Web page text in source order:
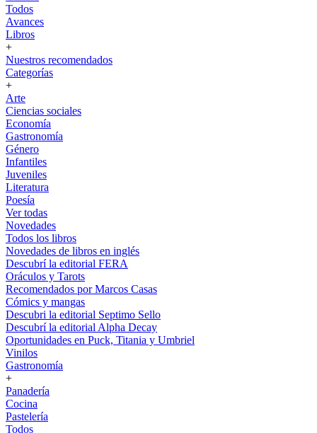
Todos
Avances
Libros
+
Nuestros recomendados
Categorías
+
Arte
Ciencias sociales
Economía
Gastronomía
Género
Infantiles
Juveniles
Literatura
Poesía
Ver todas
Novedades
Todos los libros
Novedades de libros en inglés
Descubrí la editorial FERA
Oráculos y Tarots
Recomendados por Marcos Casas
Cómics y mangas
Descubri la editorial Septimo Sello
Descubrí la editorial Alpha Decay
Oportunidades en Puck, Titania y Umbriel
Vinilos
Gastronomía
+
Panadería
Cocina
Pastelería
Todos